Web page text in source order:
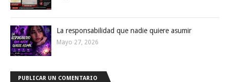
La responsabilidad que nadie quiere asumir
Mayo 27, 2026
PUBLICAR UN COMENTARIO